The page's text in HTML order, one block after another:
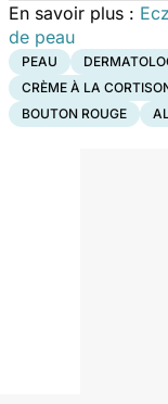
En savoir plus :
de peau
PEAU
CRÈME À LA
BOUTON ROUGE